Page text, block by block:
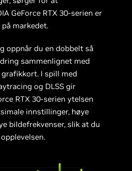
GeForce RTX 30-serien er
markedet.
oppnår du en dobbelt så
sammenlignet med
I spill med
og DLSS gir
RTX 30-serien ytelsen
innstillinger, høye
bildefrekvenser, slik at du